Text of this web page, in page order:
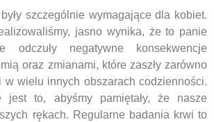
szczególnie wymagające dla kobiet.
jasno wynika, że to panie
odczuły negatywne konsekwencje
oraz zmianami, które zaszły zarówno
wielu innych obszarach codzienności.
jest to, abyśmy pamiętały, że nasze
rękach. Regularne badania krwi to